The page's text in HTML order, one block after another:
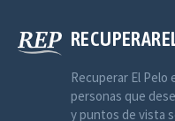
Recuperar El
personas que
y puntos de vista